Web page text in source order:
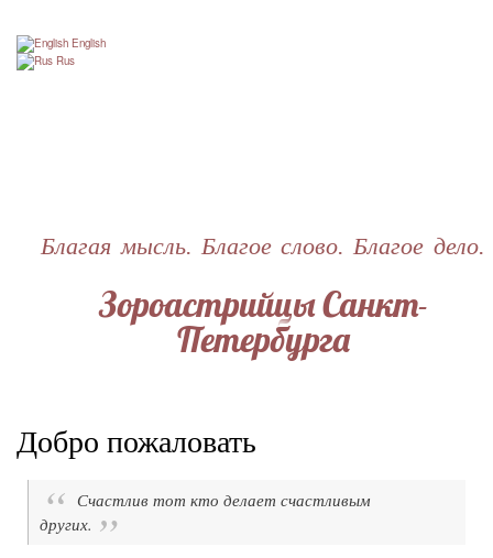
Зороастрийцы Санкт-
Петербурга
Благая мысль. Благое слово. Благое дело.
English
Rus
Добро пожаловать
Счастлив тот кто делает счастливым
других.